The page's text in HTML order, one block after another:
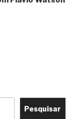
Pesquisar